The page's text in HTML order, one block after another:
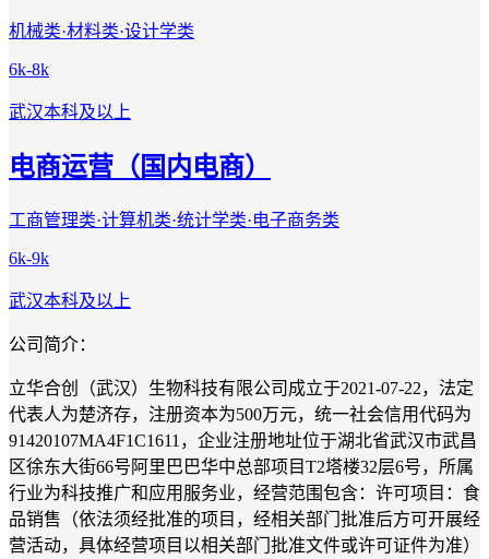
机械类·材料类·设计学类
6k-8k
武汉本科及以上
电商运营（国内电商）
工商管理类·计算机类·统计学类·电子商务类
6k-9k
武汉本科及以上
公司简介：
立华合创（武汉）生物科技有限公司成立于2021-07-22，法定
代表人为楚济存，注册资本为500万元，统一社会信用代码为
91420107MA4F1C1611，企业注册地址位于湖北省武汉市武昌
区徐东大街66号阿里巴巴华中总部项目T2塔楼32层6号，所属
行业为科技推广和应用服务业，经营范围包含：许可项目：食
品销售（依法须经批准的项目，经相关部门批准后方可开展经
营活动，具体经营项目以相关部门批准文件或许可证件为准）